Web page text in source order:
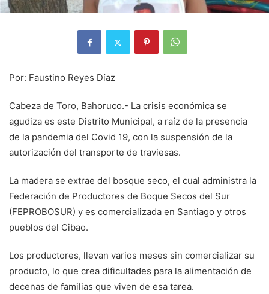
Por: Faustino Reyes Díaz
Cabeza de Toro, Bahoruco.- La crisis económica se
agudiza es este Distrito Municipal, a raíz de la presencia
de la pandemia del Covid 19, con la suspensión de la
autorización del transporte de traviesas.
La madera se extrae del bosque seco, el cual administra la
Federación de Productores de Boque Secos del Sur
(FEPROBOSUR) y es comercializada en Santiago y otros
pueblos del Cibao.
Los productores, llevan varios meses sin comercializar su
producto, lo que crea dificultades para la alimentación de
decenas de familias que viven de esa tarea.